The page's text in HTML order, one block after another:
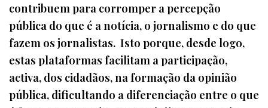
contribuem para corromper a percepção
pública do que é a notícia, o jornalismo e do que
fazem os jornalistas. Isto porque, desde logo,
estas plataformas facilitam a participação,
activa, dos cidadãos, na formação da opinião
pública, dificultando a diferenciação entre o que